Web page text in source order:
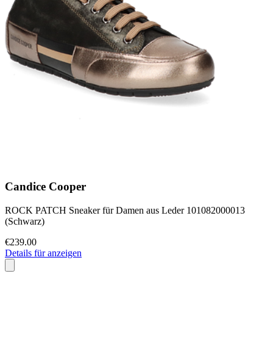
Candice Cooper
ROCK PATCH Sneaker für Damen aus Leder 101082000013
(Schwarz)
€239.00
Details für anzeigen